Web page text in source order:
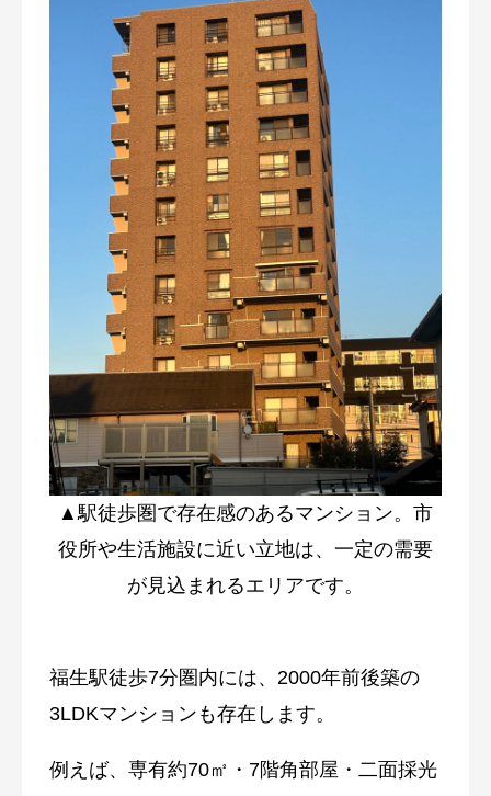
▲駅徒歩圏で存在感のあるマンション。市
役所や生活施設に近い立地は、一定の需要
が見込まれるエリアです。
福生駅徒歩7分圏内には、2000年前後築の
3LDKマンションも存在します。
例えば、専有約70㎡・7階角部屋・二面採光